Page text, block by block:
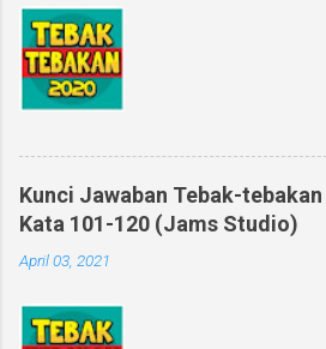
Kunci Jawaban Tebak-
Kata 101-120 (Jams Studio)
April 03, 2021